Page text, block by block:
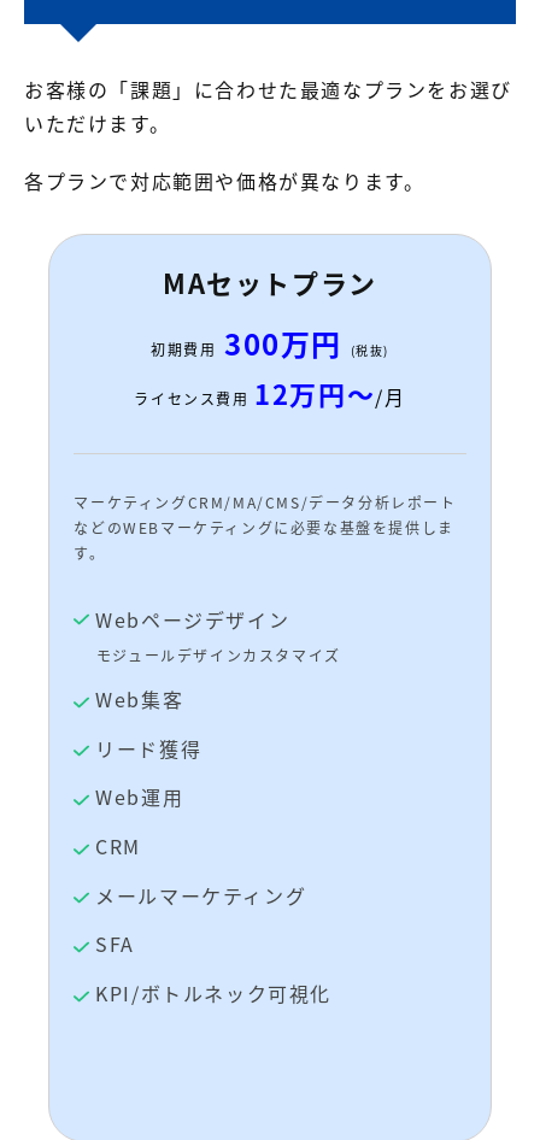
お客様の「課題」に合わせた最適なプランをお選び
いただけます。
各プランで対応範囲や価格が異なります。
MAセットプラン
初期費用 300万円 (税抜)
ライセンス費用 12万円～/月
マーケティングCRM/MA/CMS/データ分析レポート
などのWEBマーケティングに必要な基盤を提供しま
す。
Webページデザイン
モジュールデザインカスタマイズ
Web集客
リード獲得
Web運用
CRM
メールマーケティング
SFA
KPI/ボトルネック可視化